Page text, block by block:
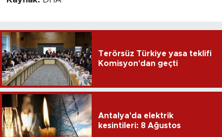
Terörsüz Türkiye yasa teklifi
Komisyon'dan geçti
Antalya'da elektrik
kesintileri: 8 Ağustos